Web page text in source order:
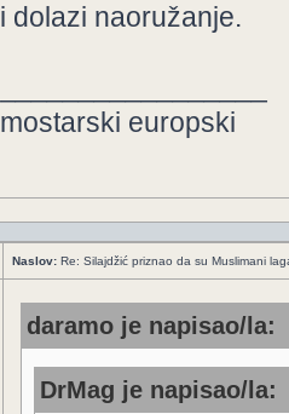
i dolazi naoružanje.
mostarski europski
Naslov: Re: Silajdžić priznao da su Muslimani
daramo je napisao/la:
DrMag je napisao/la: